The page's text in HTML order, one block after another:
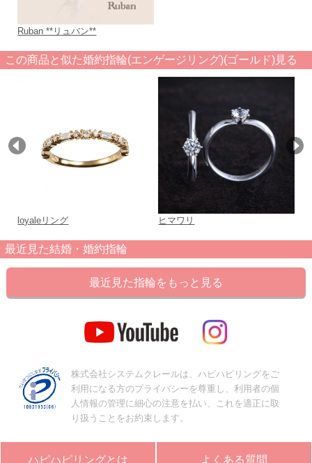
Ruban **リュバン**
この商品と似た婚約指輪(エンゲージリング)(ゴールド)見る
loyaleリング ヒマワリ
最近見た結婚・婚約指輪
最近見た指輪をもっと見る
株式会社システムクレールは、ハピハピリングをご
利用になる方のプライバシーを尊重し、利用者の個
人情報の管理に細心の注意を払い、これを適正に取
り扱うことをお約束します。
ハピハピリングとは よくある質問